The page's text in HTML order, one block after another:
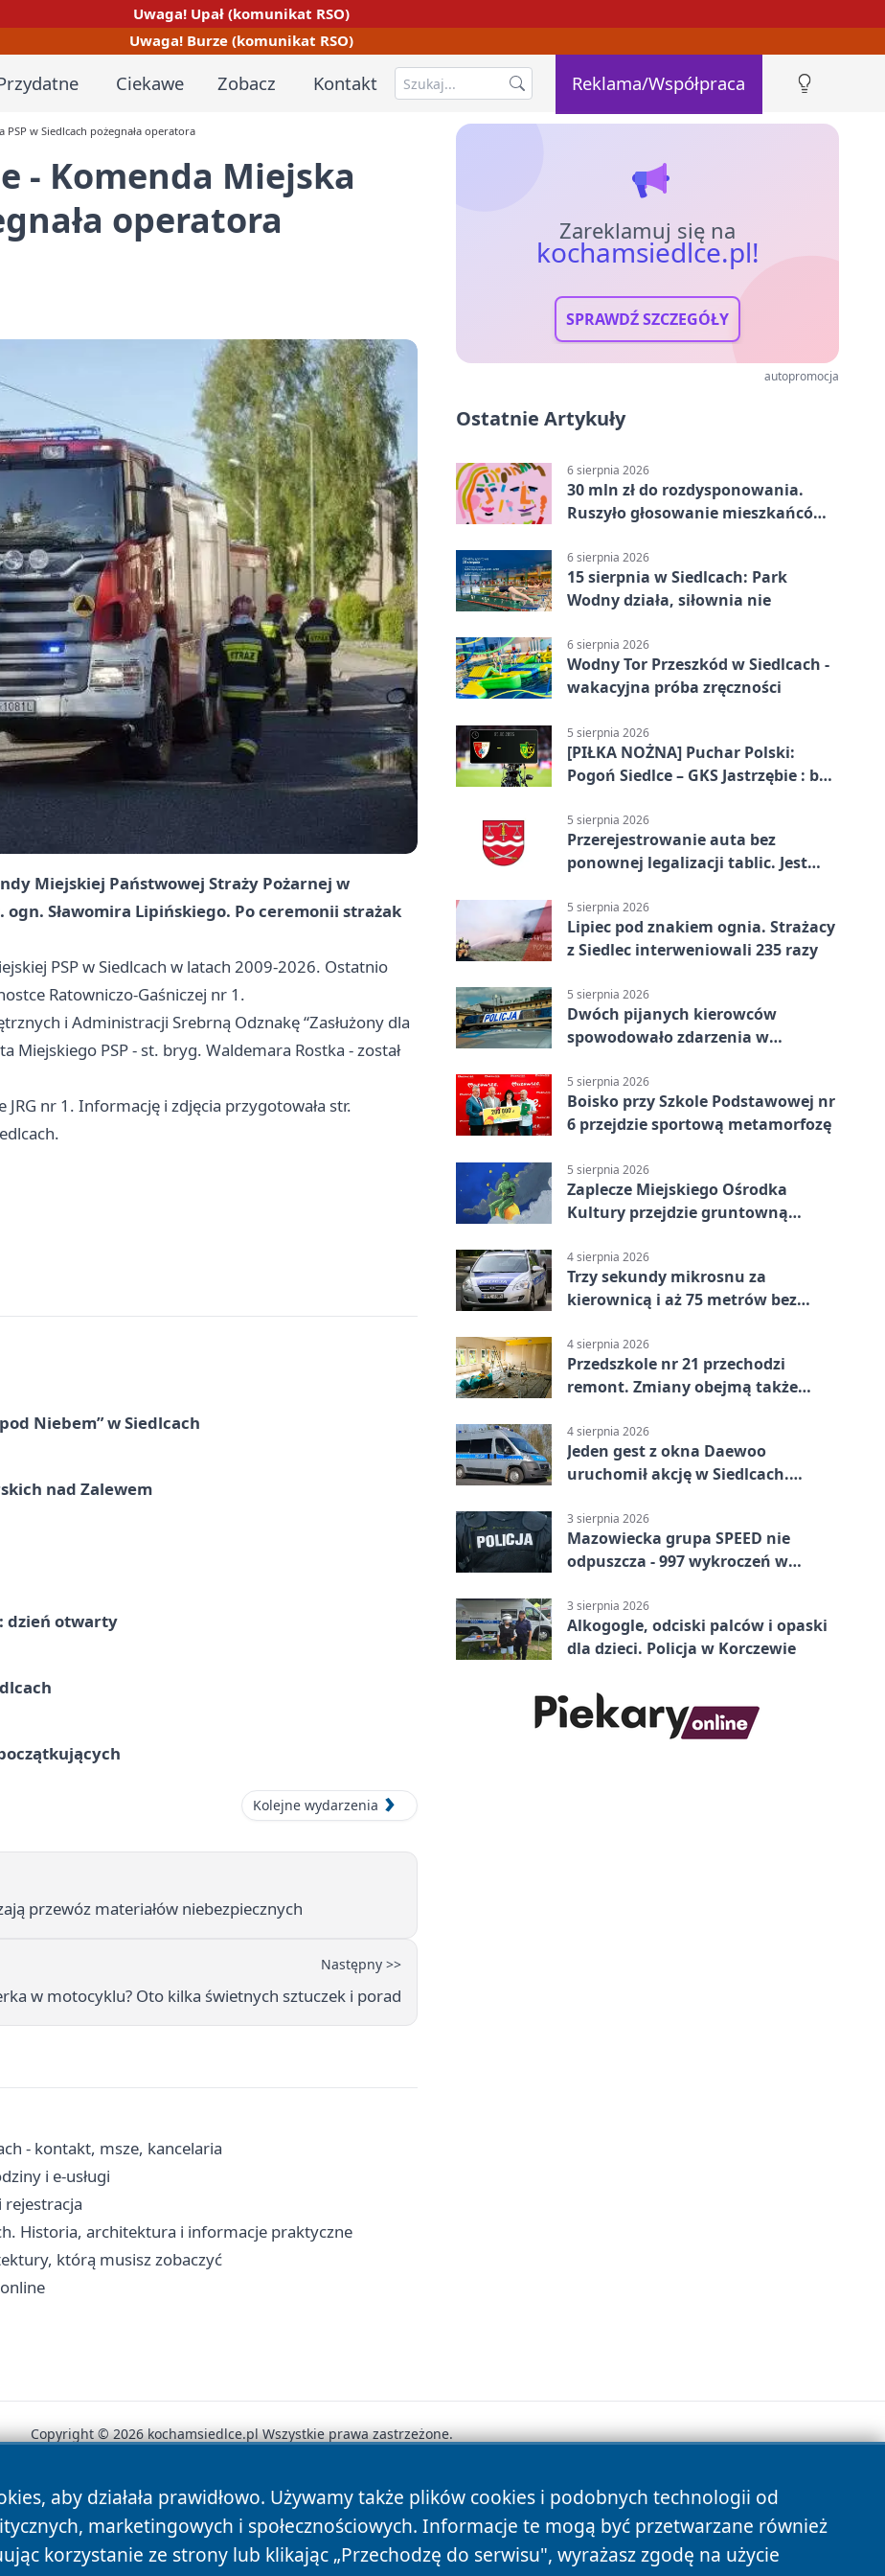
Uwaga! Upał (komunikat RSO)
Uwaga! Burze (komunikat RSO)
Ciekawe Zobacz Kontakt Reklama/Współpraca
PSP w Siedlcach pożegnała operatora
- Komenda Miejska
operatora
Miejskiej Państwowej Straży Pożarnej w
Sławomira Lipińskiego. Po ceremonii strażak
PSP w Siedlcach w latach 2009-2026. Ostatnio
Ratowniczo-Gaśniczej nr 1.
i Administracji Srebrną Odznakę “Zasłużony dla
Miejskiego PSP - st. bryg. Waldemara Rostka - został
nr 1. Informację i zdjęcia przygotowała str.
Niebem” w Siedlcach
nad Zalewem
dzień otwarty
Kolejne wydarzenia
przewóz materiałów niebezpiecznych
Następny >>
w motocyklu? Oto kilka świetnych sztuczek i porad
- kontakt, msze, kancelaria
i e-usługi
rejestracja
Historia, architektura i informacje praktyczne
którą musisz zobaczyć
Zareklamuj się na
kochamsiedlce.pl!
SPRAWDŹ SZCZEGÓŁY
autopromocja
Ostatnie Artykuły
6 sierpnia 2026
30 mln zł do rozdysponowania.
Ruszyło głosowanie mieszkańców
6 sierpnia 2026
15 sierpnia w Siedlcach: Park
Wodny działa, siłownia nie
6 sierpnia 2026
Wodny Tor Przeszkód w Siedlcach -
wakacyjna próba zręczności
5 sierpnia 2026
[PIŁKA NOŻNA] Puchar Polski:
Pogoń Siedlce – GKS Jastrzębie : bez
5 sierpnia 2026
Przerejestrowanie auta bez
ponownej legalizacji tablic. Jest
5 sierpnia 2026
Lipiec pod znakiem ognia. Strażacy
z Siedlec interweniowali 235 razy
5 sierpnia 2026
Dwóch pijanych kierowców
spowodowało zdarzenia w
5 sierpnia 2026
Boisko przy Szkole Podstawowej nr
6 przejdzie sportową metamorfozę
5 sierpnia 2026
Zaplecze Miejskiego Ośrodka
Kultury przejdzie gruntowną
4 sierpnia 2026
Trzy sekundy mikrosnu za
kierownicą i aż 75 metrów bez
4 sierpnia 2026
Przedszkole nr 21 przechodzi
remont. Zmiany obejmą także
4 sierpnia 2026
Jeden gest z okna Daewoo
uruchomił akcję w Siedlcach.
3 sierpnia 2026
Mazowiecka grupa SPEED nie
odpuszcza - 997 wykroczeń w
3 sierpnia 2026
Alkogogle, odciski palców i opaski
dla dzieci. Policja w Korczewie
aby działała prawidłowo. Używamy także plików cookies i podobnych technologii od
marketingowych i społecznościowych. Informacje te mogą być przetwarzane również
korzystanie ze strony lub klikając „Przechodzę do serwisu", wyrażasz zgodę na użycie
Copyright © 2026 kochamsiedlce.pl Wszystkie prawa zastrzeżone.
News Autorzy Polityka Prywatności Polityka Cookies